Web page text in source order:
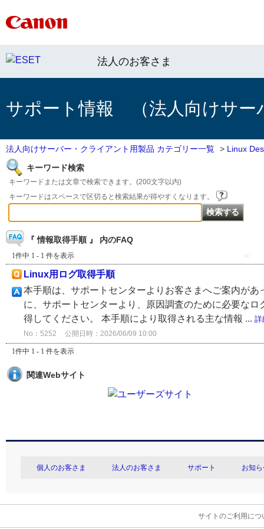
法人のお客さま
サポート情報 （法人向けサー
法人向けサーバー・クライアント用製品 カテゴリー一覧 > Linux
キーワード検索
キーワードまたは文章で検索できます。(200文字以内)
キーワードはスペースで区切ると検索結果が得やすくなります。
『 情報取得手順 』 内のFAQ
1件中 1 - 1 件を表示 ≪
Linux用ログ取得手順
本手順は、サポートセンターよりお客さまへご案内が
に、サポートセンターより、原因調査のために必要な
得してください。 本手順により取得される主な情報 ... 詳
No：5252 公開日時：2026/06/09 10:00
1件中 1 - 1 件を表示
関連Webサイト
個人のお客さま 法人のお客さま サポート お知
サイトのご利用につ